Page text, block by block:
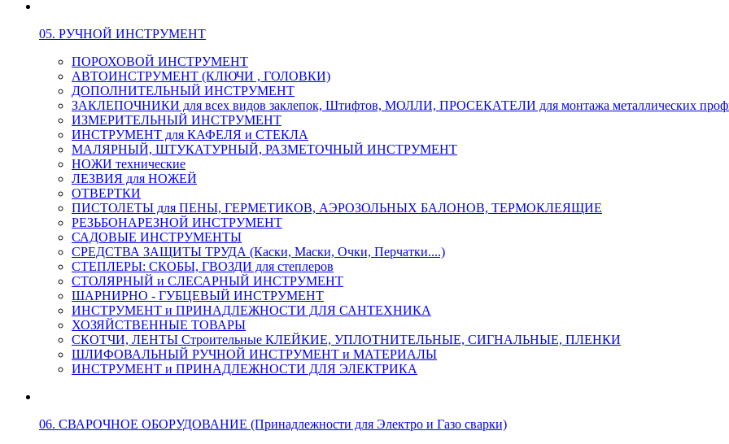
05. РУЧНОЙ ИНСТРУМЕНТ
ПОРОХОВОЙ ИНСТРУМЕНТ
АВТОИНСТРУМЕНТ (КЛЮЧИ , ГОЛОВКИ)
ДОПОЛНИТЕЛЬНЫЙ ИНСТРУМЕНТ
ЗАКЛЕПОЧНИКИ для всех видов заклепок, Штифтов, МОЛЛИ, ПРОСЕКАТЕЛИ для монтажа металлических
ИЗМЕРИТЕЛЬНЫЙ ИНСТРУМЕНТ
ИНСТРУМЕНТ для КАФЕЛЯ и СТЕКЛА
МАЛЯРНЫЙ, ШТУКАТУРНЫЙ, РАЗМЕТОЧНЫЙ ИНСТРУМЕНТ
НОЖИ технические
ЛЕЗВИЯ для НОЖЕЙ
ОТВЕРТКИ
ПИСТОЛЕТЫ для ПЕНЫ, ГЕРМЕТИКОВ, АЭРОЗОЛЬНЫХ БАЛОНОВ, ТЕРМОКЛЕЯЩИЕ
РЕЗЬБОНАРЕЗНОЙ ИНСТРУМЕНТ
САДОВЫЕ ИНСТРУМЕНТЫ
СРЕДСТВА ЗАЩИТЫ ТРУДА (Каски, Маски, Очки, Перчатки....)
СТЕПЛЕРЫ: СКОБЫ, ГВОЗДИ для степлеров
СТОЛЯРНЫЙ и СЛЕСАРНЫЙ ИНСТРУМЕНТ
ШАРНИРНО - ГУБЦЕВЫЙ ИНСТРУМЕНТ
ИНСТРУМЕНТ и ПРИНАДЛЕЖНОСТИ ДЛЯ САНТЕХНИКА
ХОЗЯЙСТВЕННЫЕ ТОВАРЫ
СКОТЧИ, ЛЕНТЫ Строительные КЛЕЙКИЕ, УПЛОТНИТЕЛЬНЫЕ, СИГНАЛЬНЫЕ, ПЛЕНКИ
ШЛИФОВАЛЬНЫЙ РУЧНОЙ ИНСТРУМЕНТ и МАТЕРИАЛЫ
ИНСТРУМЕНТ и ПРИНАДЛЕЖНОСТИ ДЛЯ ЭЛЕКТРИКА
06. СВАРОЧНОЕ ОБОРУДОВАНИЕ (Принадлежности для Электро и Газо сварки)